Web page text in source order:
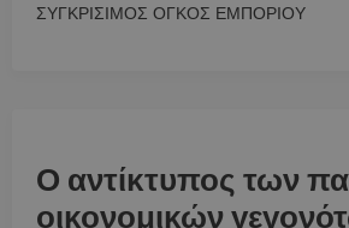
ΣΥΓΚΡΙΣΙΜΟΣ ΟΓΚΟΣ ΕΜΠΟΡΙΟΥ
Ο αντίκτυπος των
οικονομικών